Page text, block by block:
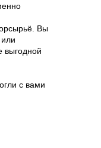
Вы
выгодной
с вами